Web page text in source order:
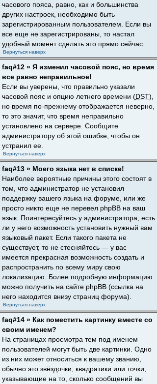
часового пояса, равно, как и большинства
других настроек, необходимо быть
зарегистрированным пользователем. Если вы
все еще не зарегистрированы, то настал
удобный момент сделать это прямо сейчас.
Вернуться наверх
faq#12 » Я изменил часовой пояс, но время
все равно неправильное!
Если вы уверены, что правильно указали
часовой пояс и опцию летнего времени (DST),
но время по-прежнему отображается неверно,
то это значит, что время неправильно
установлено на сервере. Сообщите
администратору об этой ошибке, чтобы он
устранил ее.
Вернуться наверх
faq#13 » Моего языка нет в списке!
Наиболее вероятные причины этого состоят в
том, что администратор не установил
поддержку вашего языка на форуме, или же
просто никто еще не перевел phpBB на ваш
язык. Поинтересуйтесь у администратора, есть
ли у него возможность установить нужный вам
языковый пакет. Если такого пакета не
существует, то не стесняйтесь — у вас
имеется прекрасная возможность создать и
распространить по всему миру свою
локализацию. Более подробную информацию
можно получить на сайте phpBB (ссылка на
него находится внизу страниц форума).
Вернуться наверх
faq#14 » Как поместить картинку вместе со
своим именем?
На страницах просмотра тем под именем
пользователей могут быть две картинки. Одно
из них может относиться к вашему званию,
обычно это звёздочки, квадратики или точки,
указывающие на то, сколько сообщений вы